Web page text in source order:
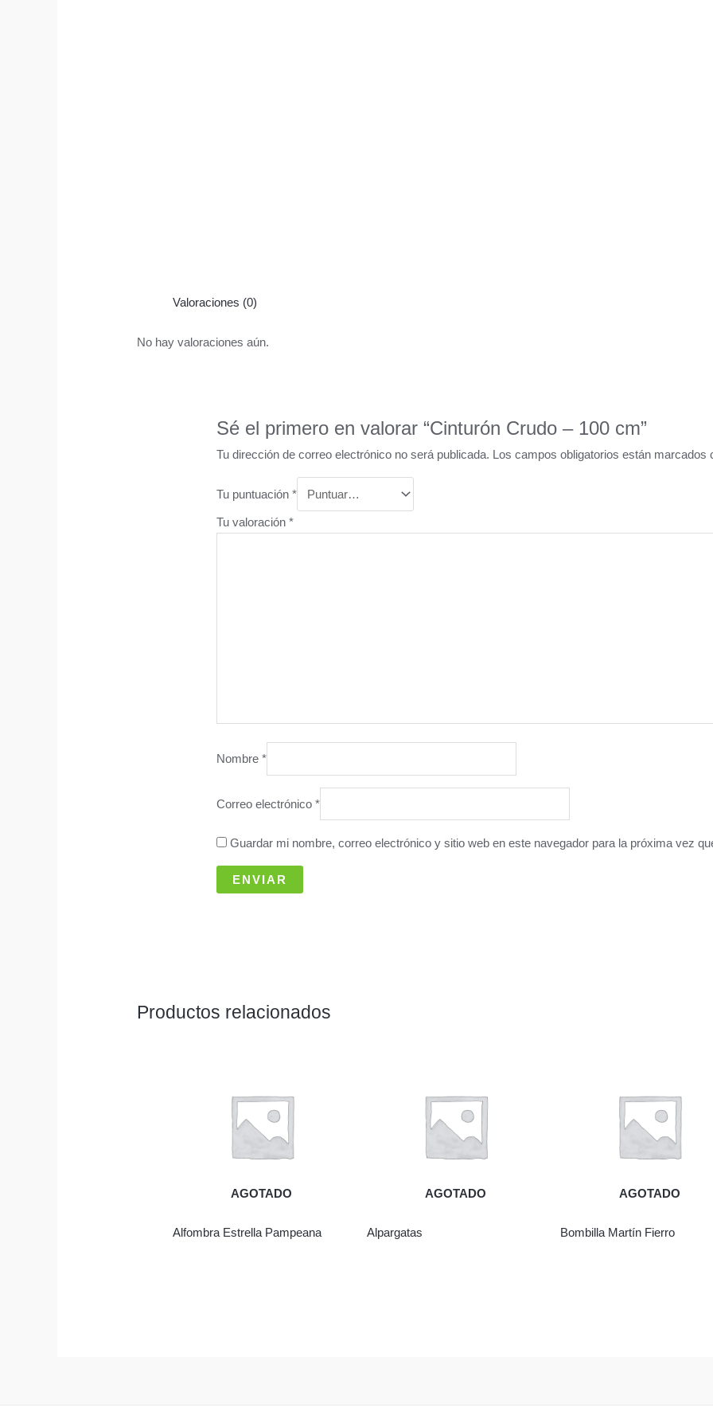
Valoraciones (0)
No hay valoraciones aún.
Sé el primero en valorar “Cinturón Crudo – 100 cm”
Tu dirección de correo electrónico no será publicada. Los campos obligatorios están marcados
Tu puntuación*
Tu valoración*
Nombre*
Correo electrónico*
Guardar mi nombre, correo electrónico y sitio web en este navegador para la próxima vez
Productos relacionados
AGOTADO
Alfombra Estrella Pampeana
AGOTADO
Alpargatas
AGOTADO
Bombilla Martín Fierro